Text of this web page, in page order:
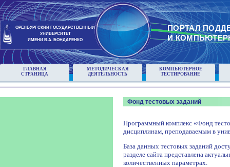
ОРЕНБУРГСКИЙ ГОСУДАРСТВЕННЫЙ
УНИВЕРСИТЕТ
ИМЕНИ В.А. БОНДАРЕНКО
ПОРТАЛ
И
ГЛАВНАЯ
СТРАНИЦА
МЕТОДИЧЕСКАЯ
ДЕЯТЕЛЬНОСТЬ
КОМПЬЮТЕРНОЕ
ТЕСТИРОВАНИЕ
Фонд тестовых заданий
Программный комплекс «Фонд
дисциплинам, преподаваемым в
База данных тестовых заданий
разделе сайта представлена
количественных параметрах.